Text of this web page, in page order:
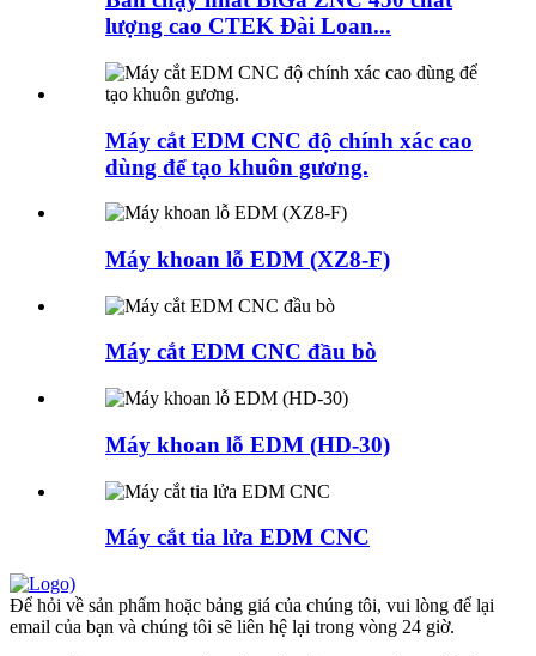
lượng cao CTEK Đài Loan...
Máy cắt EDM CNC độ chính xác cao
dùng để tạo khuôn gương.
Máy khoan lỗ EDM (XZ8-F)
Máy cắt EDM CNC đầu bò
Máy khoan lỗ EDM (HD-30)
Máy cắt tia lửa EDM CNC
Để hỏi về sản phẩm hoặc bảng giá của chúng tôi, vui lòng để lại
email của bạn và chúng tôi sẽ liên hệ lại trong vòng 24 giờ.